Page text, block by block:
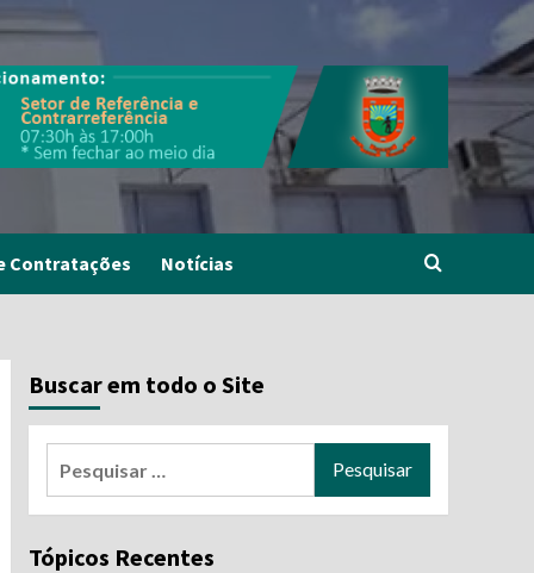
Contratações Notícias
Buscar em todo o Site
Tópicos Recentes